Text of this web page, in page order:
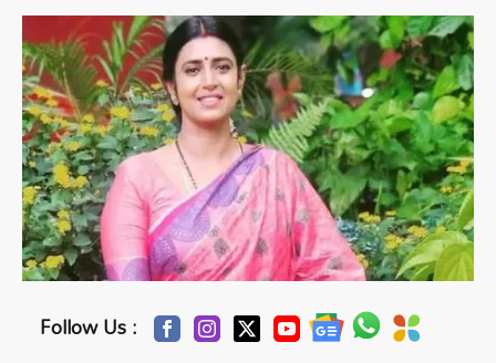
Follow Us :